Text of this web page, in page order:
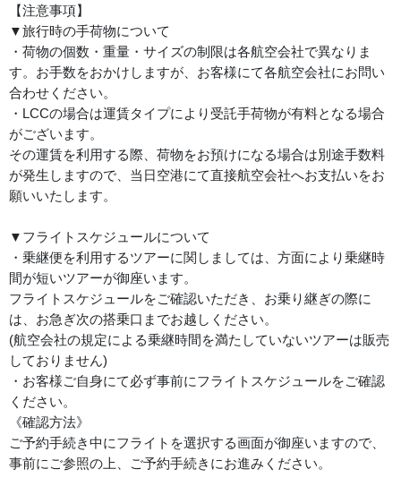
【注意事項】
▼旅行時の手荷物について
・荷物の個数・重量・サイズの制限は各航空会社で異なりま
す。お手数をおかけしますが、お客様にて各航空会社にお問い
合わせください。
・LCCの場合は運賃タイプにより受託手荷物が有料となる場合
がございます。
その運賃を利用する際、荷物をお預けになる場合は別途手数料
が発生しますので、当日空港にて直接航空会社へお支払いをお
願いいたします。
▼フライトスケジュールについて
・乗継便を利用するツアーに関しましては、方面により乗継時
間が短いツアーが御座います。
フライトスケジュールをご確認いただき、お乗り継ぎの際に
は、お急ぎ次の搭乗口までお越しください。
(航空会社の規定による乗継時間を満たしていないツアーは販売
しておりません)
・お客様ご自身にて必ず事前にフライトスケジュールをご確認
ください。
《確認方法》
ご予約手続き中にフライトを選択する画面が御座いますので、
事前にご参照の上、ご予約手続きにお進みください。